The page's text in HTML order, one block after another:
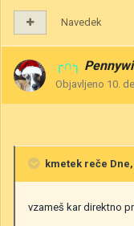
Navedek
╭∩╮
Objavljeno 10.
kmetek reče Dne,
vzameš kar direktno